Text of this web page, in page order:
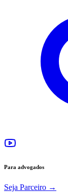
Para advogados
Seja Parceiro →